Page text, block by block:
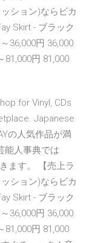
ション)ならビカ
Skirt - ブラック
36,000円 36,000
81,000円 81,000
for Vinyl, CDs
Japanese
の人気作品が満
能人事典では
ます。 【売上ラ
ション)ならビカ
Skirt - ブラック
36,000円 36,000
81,000円 81,000